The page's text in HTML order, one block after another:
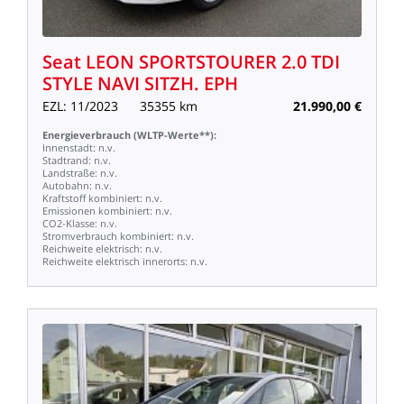
Seat LEON SPORTSTOURER2.0TDI
STYLE NAVI SITZH. EPH
EZL: 11/2023 35355 km 21.990,00 €
Energieverbrauch (WLTP-Werte**):
Innenstadt: n.v.
Stadtrand: n.v.
Landstraße: n.v.
Autobahn: n.v.
Kraftstoff kombiniert: n.v.
Emissionen kombiniert: n.v.
CO2-Klasse: n.v.
Stromverbrauch kombiniert: n.v.
Reichweite elektrisch: n.v.
Reichweite elektrisch innerorts: n.v.